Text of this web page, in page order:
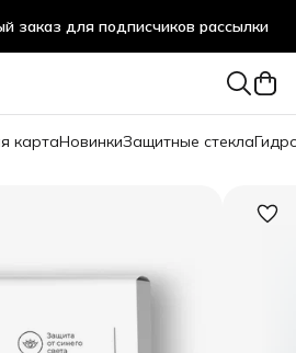
заказ для подписчиков рассылки
картаНовинкиЗащитные стекла